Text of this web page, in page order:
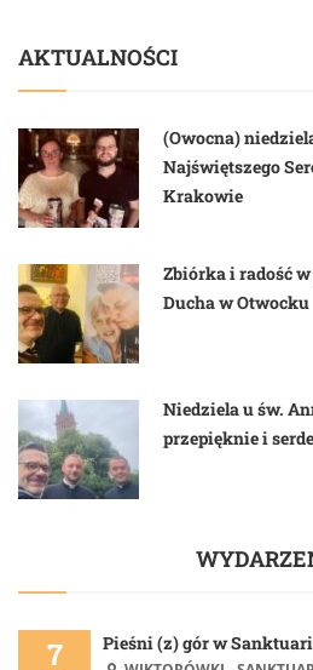
AKTUALNOŚCI
(Owocna)
Najświętszego
Krakowie
Zbiórka i radość
Ducha w Otwocku
Niedziela u św.
przepięknie i
7 Pieśni (z) gór w